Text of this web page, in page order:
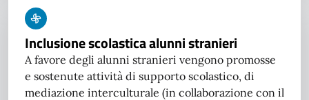
Inclusione scolastica alunni stranieri
A favore degli alunni stranieri vengono promosse
e sostenute attività di supporto scolastico, di
mediazione interculturale (in collaborazione con il